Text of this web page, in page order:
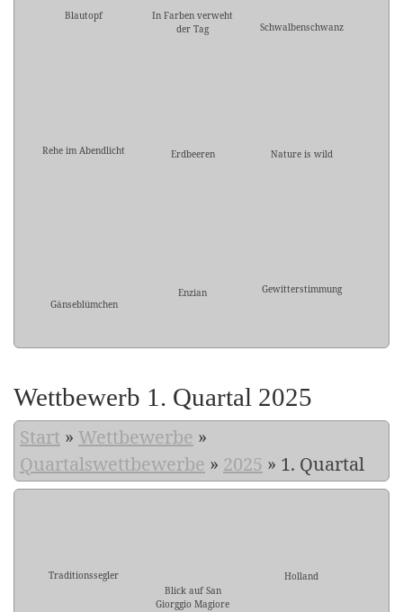
Blautopf
In Farben verweht
der Tag
Schwalbenschwanz
Rehe im Abendlicht Erdbeeren Nature is wild
Gänseblümchen
Enzian Gewitterstimmung
Wettbewerb 1. Quartal 2025
Start » Wettbewerbe »
Quartalswettbewerbe » 2025 » 1. Quartal
Traditionssegler
Blick auf San
Giorggio Magiore
Holland